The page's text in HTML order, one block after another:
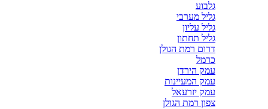
גלבוע
גליל מערבי
גליל עליון
גליל תחתון
דרום רמת הגולן
כרמל
עמק הירדן
עמק המעיינות
עמק יזרעאל
צפון רמת הגולן